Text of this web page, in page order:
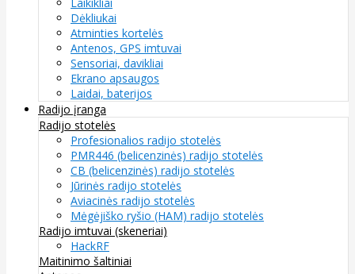
Dėkliukai
Atminties kortelės
Antenos, GPS imtuvai
Sensoriai, davikliai
Ekrano apsaugos
Laidai, baterijos
Radijo įranga
Radijo stotelės
Profesionalios radijo stotelės
PMR446 (belicenzinės) radijo stotelės
CB (belicenzinės) radijo stotelės
Jūrinės radijo stotelės
Aviacinės radijo stotelės
Mėgėjiško ryšio (HAM) radijo stotelės
Radijo imtuvai (skeneriai)
HackRF
Maitinimo šaltiniai